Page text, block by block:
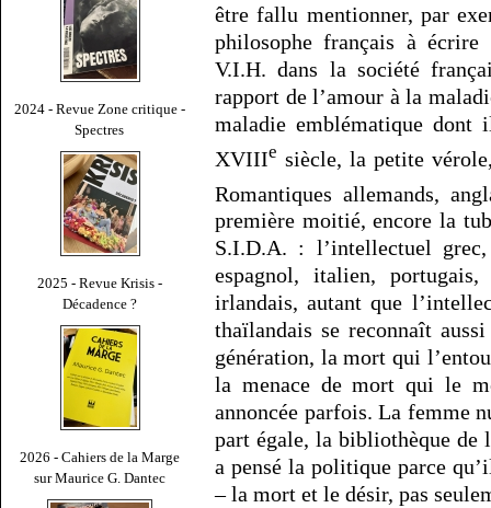
2024 - Revue Zone critique -
Spectres
2025 - Revue Krisis -
Décadence ?
2026 - Cahiers de la Marge
sur Maurice G. Dantec
être fallu mentionner, par
philosophe français à
V.I.H. dans la société
rapport de l’amour à la
maladie emblématique
XVIIIe siècle, la petite
Romantiques allemands,
première moitié, encore la
S.I.D.A. : l’intellectuel
espagnol, italien, portugais,
irlandais, autant que
thaïlandais se reconnaît
génération, la mort qui
la menace de mort qui le
annoncée parfois. La femme
part égale, la bibliothèque de
a pensé la politique parce
– la mort et le désir, pas